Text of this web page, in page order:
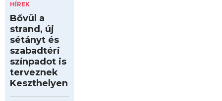
HÍREK
Bővül a
strand, új
sétányt és
szabadtéri
színpadot is
terveznek
Keszthelyen